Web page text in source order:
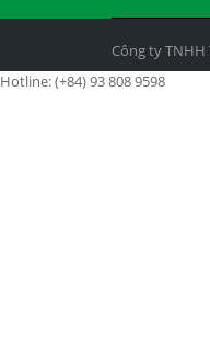
Công ty
Hotline: (+84) 93 808 9598